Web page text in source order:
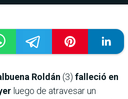
Roldán (3) falleció en
luego de atravesar un